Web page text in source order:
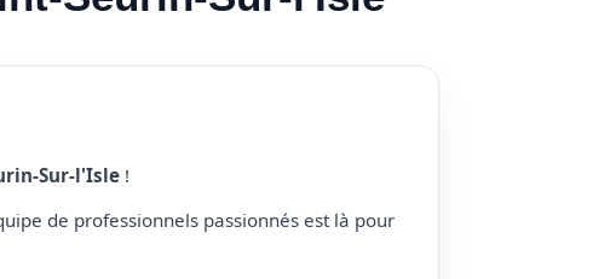
Sur-l'Isle !
de professionnels passionnés est là pour